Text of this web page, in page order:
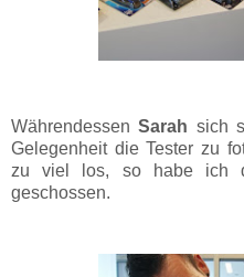
WährendessenSarah sich
Gelegenheit die Tester zu
zu viel los, so habe ich
geschossen.